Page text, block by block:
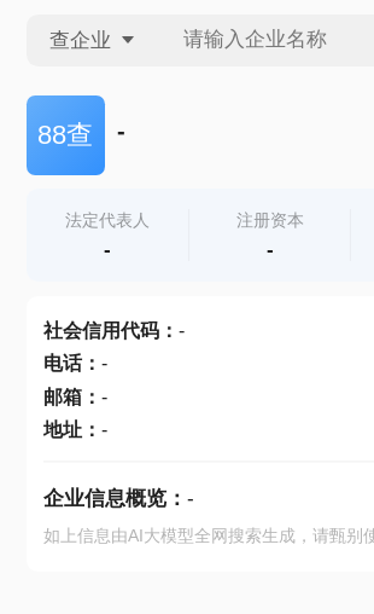
查企业
查企业
查产地
88查 -
法定代表人
-
注册资本
-
社会信用代码： -
电话： -
邮箱： -
地址： -
企业信息概览： -
如上信息由AI大模型全网搜索生成，请甄别